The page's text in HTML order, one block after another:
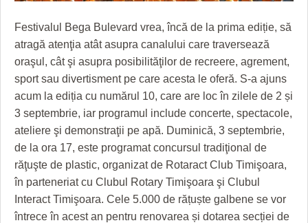
FILME DOCUMENTARE
CLIPURI VIDEO
JOCURI ONLINE
DIVERSE
FARMACII DIN TIMIŞOARA
HARTA TIMIŞOAREI
LICEE, ŞCOLI ŞI GRĂDINIŢE DIN TIMIŞ
Festivalul Bega Bulevard vrea, încă de la prima ediție, să
atragă atenţia atât asupra canalului care traversează
oraşul, cât şi asupra posibilităţilor de recreere, agrement,
sport sau divertisment pe care acesta le oferă. S-a ajuns
acum la ediția cu numărul 10, care are loc în zilele de 2 și
3 septembrie, iar programul include concerte, spectacole,
ateliere şi demonstraţii pe apă. Duminică, 3 septembrie,
de la ora 17, este programat concursul tradiţional de
răţuşte de plastic, organizat de Rotaract Club Timişoara,
în parteneriat cu Clubul Rotary Timişoara şi Clubul
Interact Timişoara. Cele 5.000 de rățuște galbene se vor
întrece în acest an pentru renovarea și dotarea secției de